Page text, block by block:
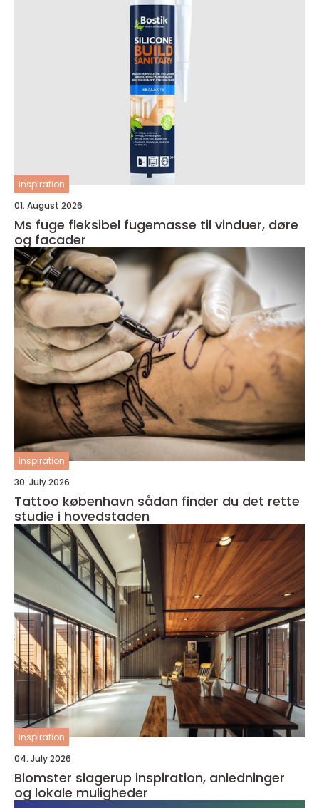
inspiration
01. August 2026
Ms fuge fleksibel fugemasse til vinduer, døre
og facader
inspiration
30. July 2026
Tattoo københavn sådan finder du det rette
studie i hovedstaden
inspiration
04. July 2026
Blomster slagerup inspiration, anledninger
og lokale muligheder